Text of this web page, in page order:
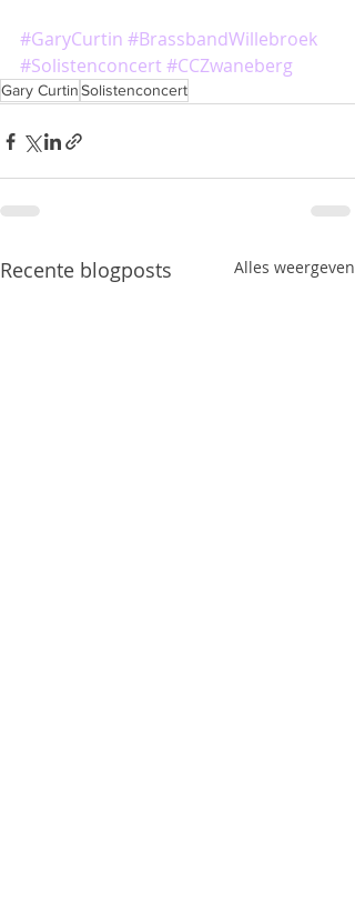
#GaryCurtin #BrassbandWillebroek
#Solistenconcert #CCZwaneberg
Gary CurtinSolistenconcert
Recente blogposts Alles weergeven